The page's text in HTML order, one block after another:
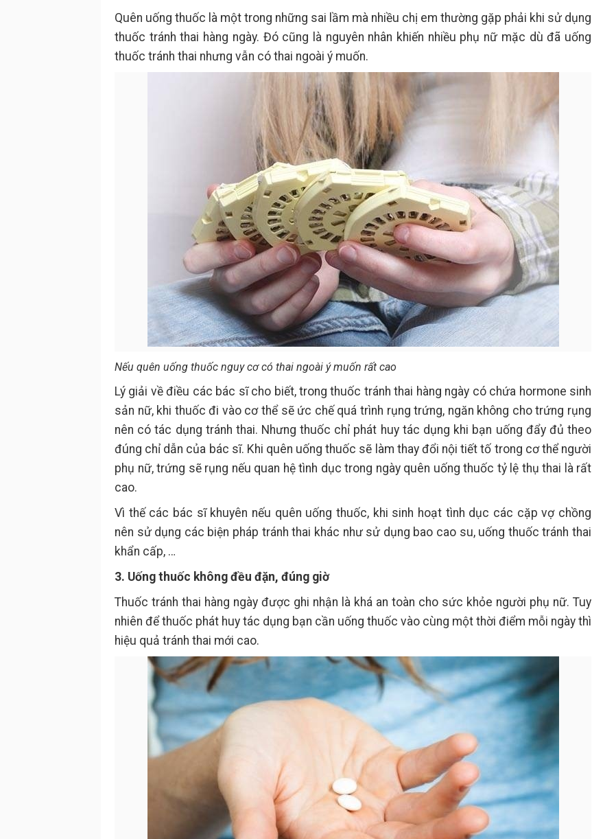
Quên uống thuốc là một trong những sai lầm mà nhiều chị em thường gặp phải khi sử dụng
thuốc tránh thai hàng ngày. Đó cũng là nguyên nhân khiến nhiều phụ nữ mặc dù đã uống
thuốc tránh thai nhưng vẫn có thai ngoài ý muốn.
Nếu quên uống thuốc nguy cơ có thai ngoài ý muốn rất cao
Lý giải về điều các bác sĩ cho biết, trong thuốc tránh thai hàng ngày có chứa hormone sinh
sản nữ, khi thuốc đi vào cơ thể sẽ ức chế quá trình rụng trứng, ngăn không cho trứng rụng
nên có tác dụng tránh thai. Nhưng thuốc chỉ phát huy tác dụng khi bạn uống đẩy đủ theo
đúng chỉ dẫn của bác sĩ. Khi quên uống thuốc sẽ làm thay đổi nội tiết tố trong cơ thể người
phụ nữ, trứng sẽ rụng nếu quan hệ tình dục trong ngày quên uống thuốc tỷ lệ thụ thai là rất
cao.
Vì thế các bác sĩ khuyên nếu quên uống thuốc, khi sinh hoạt tình dục các cặp vợ chồng
nên sử dụng các biện pháp tránh thai khác như sử dụng bao cao su, uống thuốc tránh thai
khẩn cấp, …
3. Uống thuốc không đều đặn, đúng giờ
Thuốc tránh thai hàng ngày được ghi nhận là khá an toàn cho sức khỏe người phụ nữ. Tuy
nhiên để thuốc phát huy tác dụng bạn cần uống thuốc vào cùng một thời điểm mỗi ngày thì
hiệu quả tránh thai mới cao.